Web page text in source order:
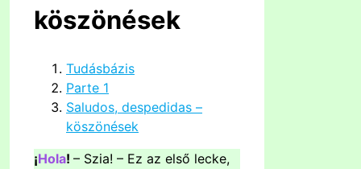
köszönések
Tudásbázis
Parte 1
Saludos, despedidas –
köszönések
¡Hola! – Szia! – Ez az első lecke,